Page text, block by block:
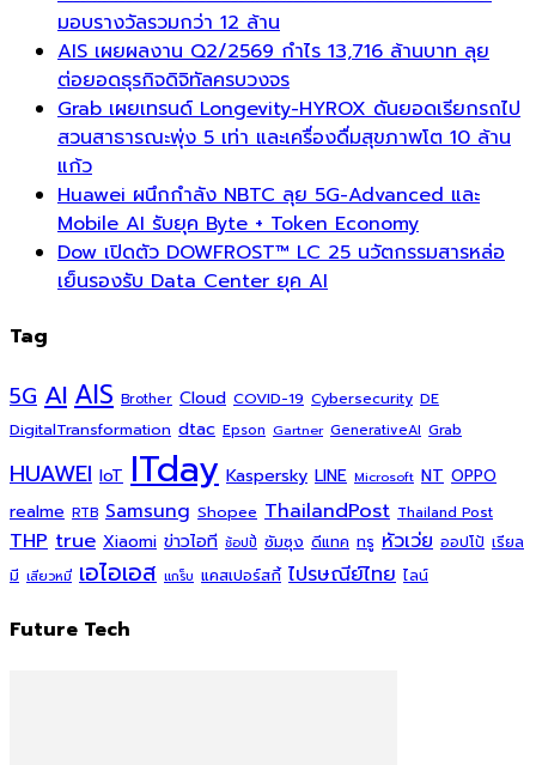
มอบรางวัลรวมกว่า 12 ล้าน
AIS เผยผลงาน Q2/2569 กำไร 13,716 ล้านบาท ลุย
ต่อยอดธุรกิจดิจิทัลครบวงจร
Grab เผยเทรนด์ Longevity-HYROX ดันยอดเรียกรถไป
สวนสาธารณะพุ่ง 5 เท่า และเครื่องดื่มสุขภาพโต 10 ล้าน
แก้ว
Huawei ผนึกกำลัง NBTC ลุย 5G-Advanced และ
Mobile AI รับยุค Byte + Token Economy
Dow เปิดตัว DOWFROST™ LC 25 นวัตกรรมสารหล่อ
เย็นรองรับ Data Center ยุค AI
Tag
5G AI AIS Brother Cloud COVID-19 Cybersecurity DE
DigitalTransformation dtac Epson Gartner GenerativeAI Grab
HUAWEI IoT ITday Kaspersky LINE Microsoft NT OPPO
realme RTB Samsung Shopee ThailandPost Thailand Post
THP true Xiaomi ข่าวไอที ช้อปปี้ ซัมซุง ดีแทค ทรู หัวเว่ย ออปโป้ เรียล
มี เสียวหมี่ เอไอเอส แกร็บ แคสเปอร์สกี้ ไปรษณีย์ไทย ไลน์
Future Tech